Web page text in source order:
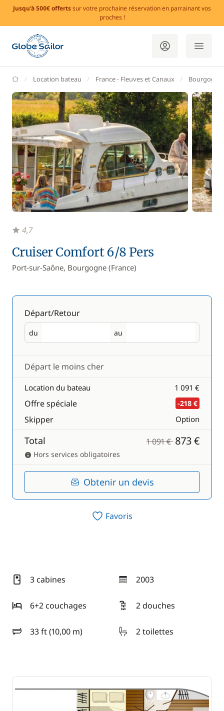
Jusqu'à 500€ offertssur votre prochaine réservation en parrainant vos
proches !
GlobeSailor
Location bateau France - Fleuves et Canaux Bourgogne
Cruiser Comfort 6/8 Pers
Port-sur-Saône, Bourgogne (France)
4,7
Départ/Retour
du
Départ au
Retour
Départ le moins cher
Location du bateau 1 091 €
Offre spéciale -218 €
Skipper Option
Total 1 091 € 873 €
Hors services obligatoires
Obtenir un devis
Favoris
3 cabines 2003
année
6+2 couchages
2 douches
33 ft (10,00 m)
longueur 2 toilettes